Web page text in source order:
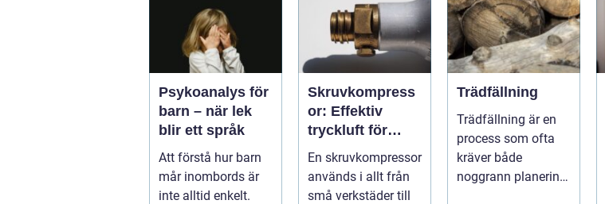
Psykoanalys för
barn – när lek
blir ett språk
Att förstå hur barn
mår inombords är
inte alltid enkelt.
Skruvkompress
or: Effektiv
tryckluft för
industri och
verkstad
En skruvkompressor
används i allt från
små verkstäder till
Trädfällning
Trädfällning är en
process som ofta
kräver både
noggrann planering